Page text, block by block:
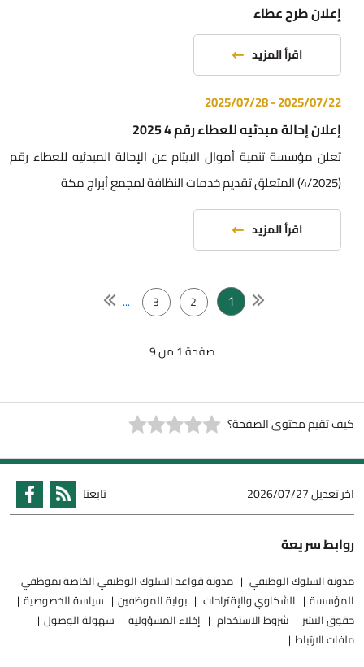
إعلان طرح عطاء
اقرأ المزيد
2025/07/22
-
2025/07/28
إعلان إحالة مبدئيه للعطاء رقم 4 2025
تعلن مؤسسة تنمية أموال الايتام عن الإحالة المبدئيه للعطاء رقم
(4/2025) المتعلق تقديم خدمات النظافة لمجمع أبراج مكة
اقرأ المزيد
1
2
3
...
صفحة 1 من 9
كيف تقيم محتوى الصفحة؟
اخر تعديل2026/07/27 تابعنا
روابط سريعة
مدونة السلوك الوظيفي
مدونة قواعد السلوك الوظيفي الخاصة بموظفي
المؤسسة
الشكاوي والإقتراحات بوابة الموظفين
سياسة الخصوصية
حقوق النشر
شروط الاستخدام إخلاء المسؤولية
سهولة الوصول
ملفات الارتباط